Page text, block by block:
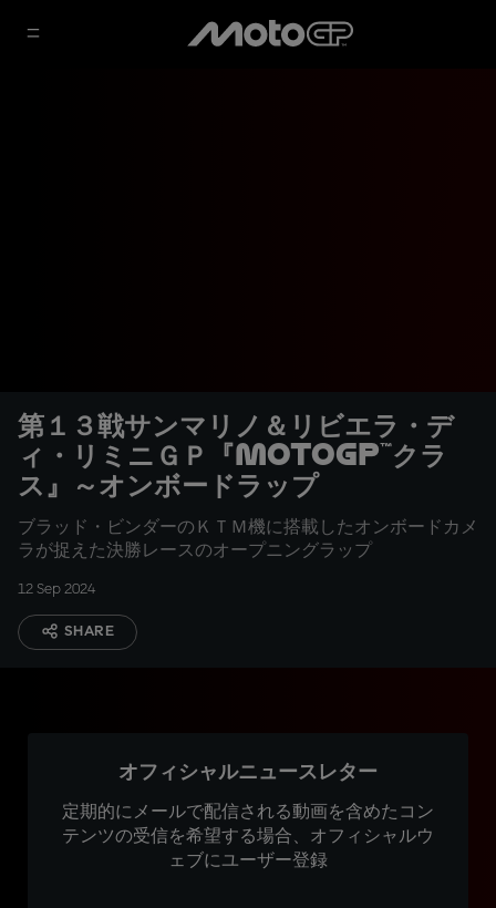
第１３戦サンマリノ＆リビエラ・デ
ィ・リミニＧＰ『MotoGP™クラ
ス』～オンボードラップ
ブラッド・ビンダーのＫＴＭ機に搭載したオンボードカメ
ラが捉えた決勝レースのオープニングラップ
12 Sep 2024
SHARE
オフィシャルニュースレター
定期的にメールで配信される動画を含めたコン
テンツの受信を希望する場合、オフィシャルウ
ェブにユーザー登録